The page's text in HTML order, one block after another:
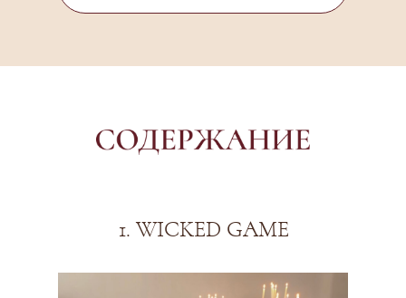
1. WICKED GAME